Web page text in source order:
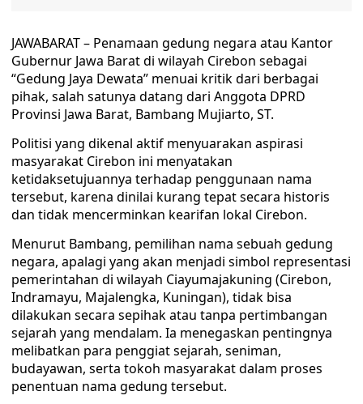
JAWABARAT – Penamaan gedung negara atau Kantor
Gubernur Jawa Barat di wilayah Cirebon sebagai
“Gedung Jaya Dewata” menuai kritik dari berbagai
pihak, salah satunya datang dari Anggota DPRD
Provinsi Jawa Barat, Bambang Mujiarto, ST.
Politisi yang dikenal aktif menyuarakan aspirasi
masyarakat Cirebon ini menyatakan
ketidaksetujuannya terhadap penggunaan nama
tersebut, karena dinilai kurang tepat secara historis
dan tidak mencerminkan kearifan lokal Cirebon.
Menurut Bambang, pemilihan nama sebuah gedung
negara, apalagi yang akan menjadi simbol representasi
pemerintahan di wilayah Ciayumajakuning (Cirebon,
Indramayu, Majalengka, Kuningan), tidak bisa
dilakukan secara sepihak atau tanpa pertimbangan
sejarah yang mendalam. Ia menegaskan pentingnya
melibatkan para penggiat sejarah, seniman,
budayawan, serta tokoh masyarakat dalam proses
penentuan nama gedung tersebut.